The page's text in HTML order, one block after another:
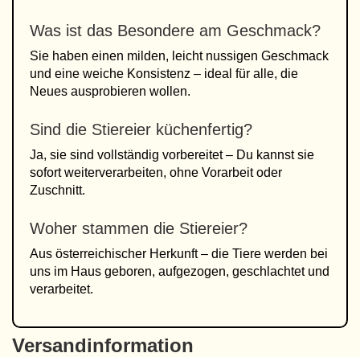
Was ist das Besondere am Geschmack?
Sie haben einen milden, leicht nussigen Geschmack
und eine weiche Konsistenz – ideal für alle, die
Neues ausprobieren wollen.
Sind die Stiereier küchenfertig?
Ja, sie sind vollständig vorbereitet – Du kannst sie
sofort weiterverarbeiten, ohne Vorarbeit oder
Zuschnitt.
Woher stammen die Stiereier?
Aus österreichischer Herkunft – die Tiere werden bei
uns im Haus geboren, aufgezogen, geschlachtet und
verarbeitet.
Versandinformation